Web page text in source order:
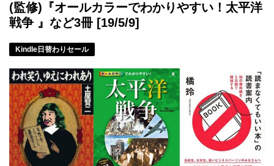
(監修)『オールカラーでわかりやすい！太平洋
戦争 』など3冊 [19/5/9]
Kindle日替わりセール